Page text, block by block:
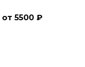
от 5500 ₽